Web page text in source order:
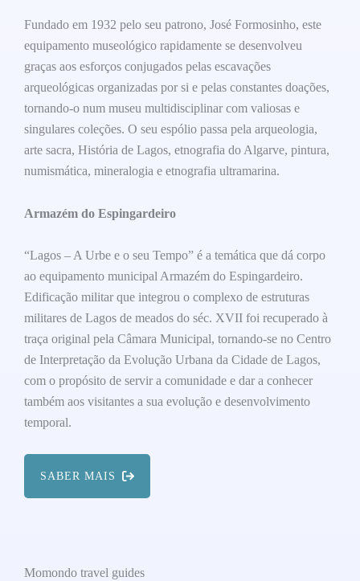
Fundado em 1932 pelo seu patrono, José Formosinho, este
equipamento museológico rapidamente se desenvolveu
graças aos esforços conjugados pelas escavações
arqueológicas organizadas por si e pelas constantes doações,
tornando-o num museu multidisciplinar com valiosas e
singulares coleções. O seu espólio passa pela arqueologia,
arte sacra, História de Lagos, etnografia do Algarve, pintura,
numismática, mineralogia e etnografia ultramarina.
Armazém do Espingardeiro
“Lagos – A Urbe e o seu Tempo” é a temática que dá corpo
ao equipamento municipal Armazém do Espingardeiro.
Edificação militar que integrou o complexo de estruturas
militares de Lagos de meados do séc. XVII foi recuperado à
traça original pela Câmara Municipal, tornando-se no Centro
de Interpretação da Evolução Urbana da Cidade de Lagos,
com o propósito de servir a comunidade e dar a conhecer
também aos visitantes a sua evolução e desenvolvimento
temporal.
SABER MAIS
Momondo travel guides